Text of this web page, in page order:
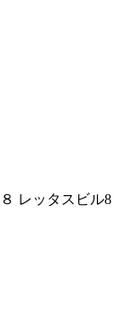
レッタスビル8